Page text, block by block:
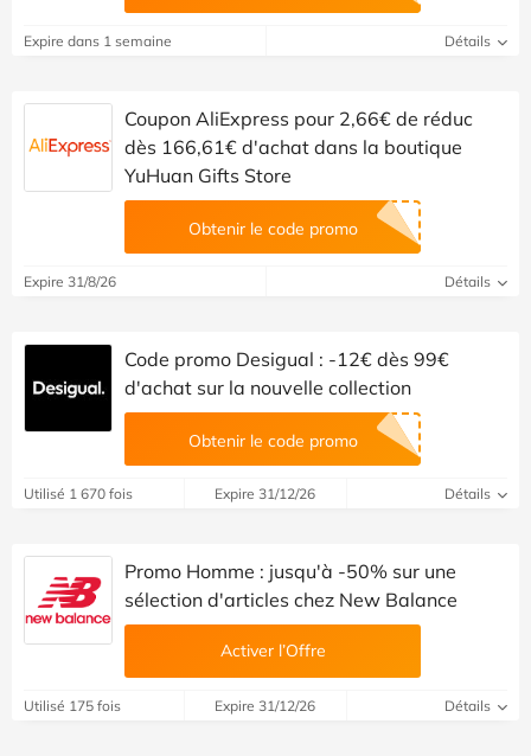
Expire dans 1 semaine Détails
Coupon AliExpress pour 2,66€ de réduc
dès 166,61€ d'achat dans la boutique
YuHuan Gifts Store
Obtenir le code promo
Expire 31/8/26 Détails
Code promo Desigual : -12€ dès 99€
d'achat sur la nouvelle collection
Obtenir le code promo
Utilisé 1 670 fois Expire 31/12/26 Détails
Promo Homme : jusqu'à -50% sur une
sélection d'articles chez New Balance
Activer l’Offre
Utilisé 175 fois Expire 31/12/26 Détails